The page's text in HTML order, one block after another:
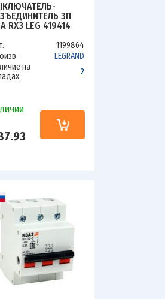
3П
RX3 LEG 419414
1199864
LEGRAND
на
2